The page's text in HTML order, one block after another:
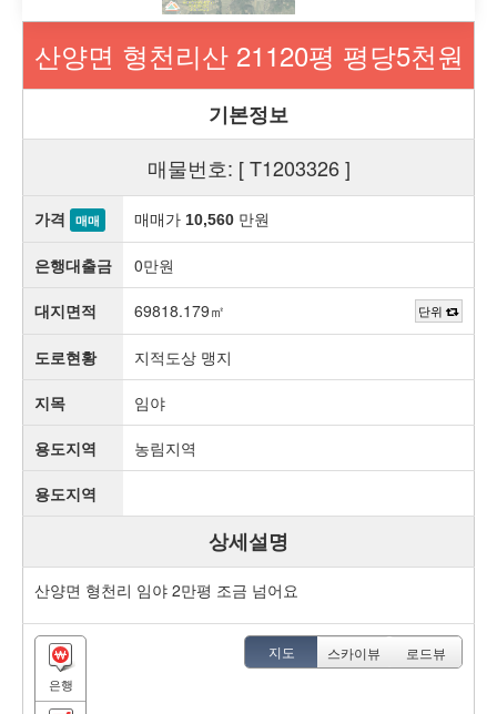
산양면 형천리산 21120평 평당5천원
기본정보
매물번호: [ T1203326 ]
가격 매매 매매가 10,560 만원
은행대출금 0만원
대지면적 69818.179㎡ 단위
도로현황 지적도상 맹지
지목 임야
용도지역 농림지역
용도지역
상세설명
산양면 형천리 임야 2만평 조금 넘어요
지도 스카이뷰 로드뷰
은행